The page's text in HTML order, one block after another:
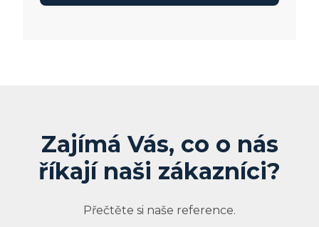
Zajímá Vás, co o nás
říkají naši zákazníci?
Přečtěte si naše reference.